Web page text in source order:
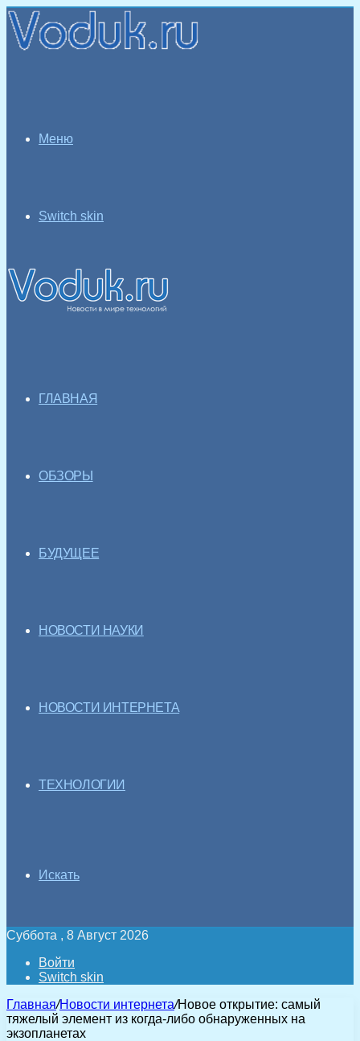
Меню
Switch skin
ГЛАВНАЯ
ОБЗОРЫ
БУДУЩЕЕ
НОВОСТИ НАУКИ
НОВОСТИ ИНТЕРНЕТА
ТЕХНОЛОГИИ
Искать
Суббота , 8 Август 2026
Войти
Switch skin
Главная/Новости интернета/Новое открытие: самый
тяжелый элемент из когда-либо обнаруженных на
экзопланетах